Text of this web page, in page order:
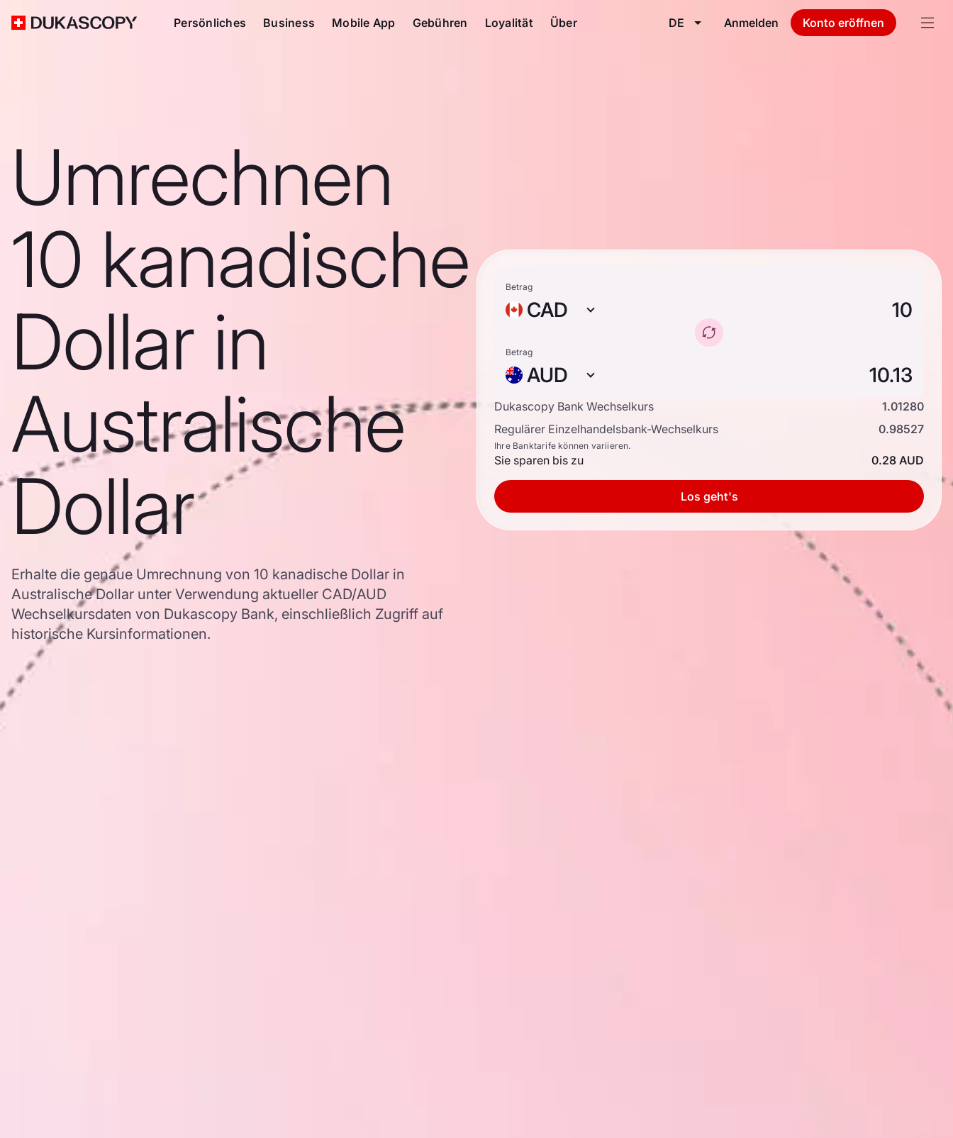
Persönliches Business Mobile App Gebühren Loyalität Über DE Anmelden Konto eröffnen
Umrechnen
10 kanadische
Dollar in
Australische
Dollar
Erhalte die genaue Umrechnung von 10 kanadische Dollar in
Australische Dollar unter Verwendung aktueller CAD/AUD
Wechselkursdaten von Dukascopy Bank, einschließlich Zugriff auf
historische Kursinformationen.
Betrag
CAD
Betrag
AUD
Dukascopy Bank Wechselkurs
1.01280
Regulärer Einzelhandelsbank-Wechselkurs
0.98527
Ihre Banktarife können variieren.
Sie sparen bis zu 0.28 AUD
Los geht's